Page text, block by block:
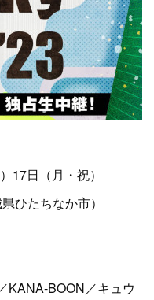
17日（月・祝）
ひたちなか市）
KANA-BOON／キュウ